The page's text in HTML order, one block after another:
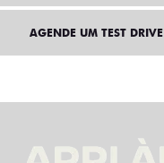
AGENDE UM TEST DRIVE